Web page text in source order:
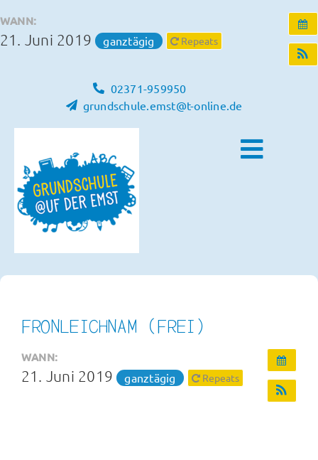
Inhalt
springen
WANN:
21. Juni 2019 ganztägig Repeats
02371-959950
grundschule.emst@t-online.de
Toggle
Infos und Termine
OGS und Betreuung
FRONLEICHNAM (FREI)
WANN:
21. Juni 2019 ganztägig Repeats